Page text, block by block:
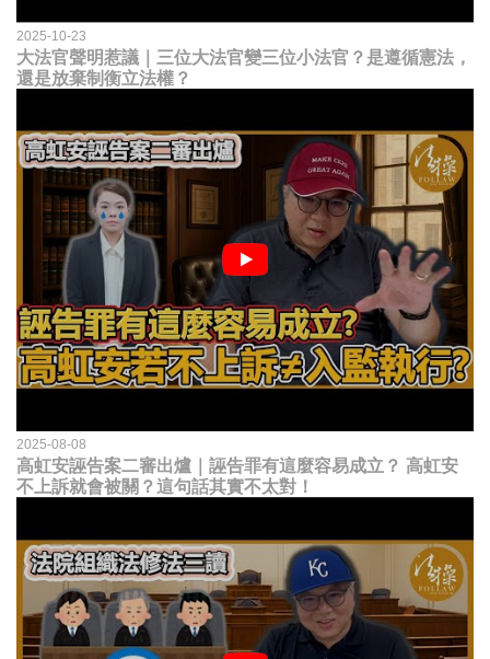
2025-10-23
大法官聲明惹議｜三位大法官變三位小法官？是遵循憲法，
還是放棄制衡立法權？
2025-08-08
高虹安誣告案二審出爐｜誣告罪有這麼容易成立？ 高虹安
不上訴就會被關？這句話其實不太對！